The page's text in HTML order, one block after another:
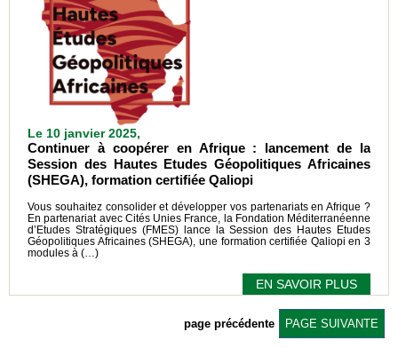
Le 10 janvier 2025,
Continuer à coopérer en Afrique : lancement de la
Session des Hautes Etudes Géopolitiques Africaines
(SHEGA), formation certifiée Qaliopi
Vous souhaitez consolider et développer vos partenariats en Afrique ?
En partenariat avec Cités Unies France, la Fondation Méditerranéenne
d’Etudes Stratégiques (FMES) lance la Session des Hautes Etudes
Géopolitiques Africaines (SHEGA), une formation certifiée Qaliopi en 3
modules à (…)
EN SAVOIR PLUS
page précédente PAGE SUIVANTE